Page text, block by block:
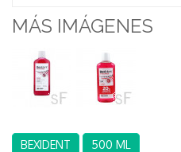
MÁS IMÁGENES
BEXIDENT
500 ML